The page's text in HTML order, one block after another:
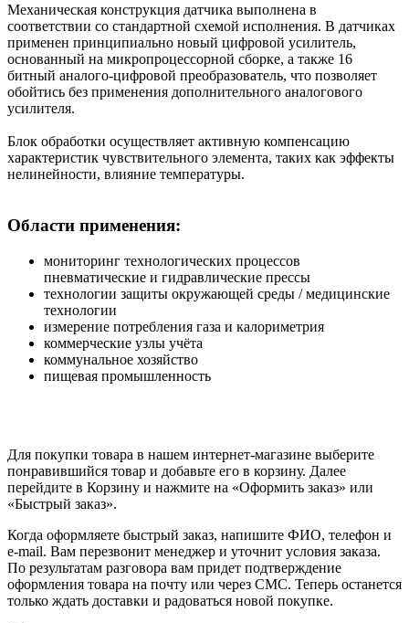
Механическая конструкция датчика выполнена в
соответствии со стандартной схемой исполнения. В датчиках
применен принципиально новый цифровой усилитель,
основанный на микропроцессорной сборке, а также 16
битный аналого-цифровой преобразователь, что позволяет
обойтись без применения дополнительного аналогового
усилителя.
Блок обработки осуществляет активную компенсацию
характеристик чувствительного элемента, таких как эффекты
нелинейности, влияние температуры.
Области применения:
мониторинг технологических процессов
пневматические и гидравлические прессы
технологии защиты окружающей среды / медицинские
технологии
измерение потребления газа и калориметрия
коммерческие узлы учёта
коммунальное хозяйство
пищевая промышленность
Для покупки товара в нашем интернет-магазине выберите
понравившийся товар и добавьте его в корзину. Далее
перейдите в Корзину и нажмите на «Оформить заказ» или
«Быстрый заказ».
Когда оформляете быстрый заказ, напишите ФИО, телефон и
e-mail. Вам перезвонит менеджер и уточнит условия заказа.
По результатам разговора вам придет подтверждение
оформления товара на почту или через СМС. Теперь останется
только ждать доставки и радоваться новой покупке.